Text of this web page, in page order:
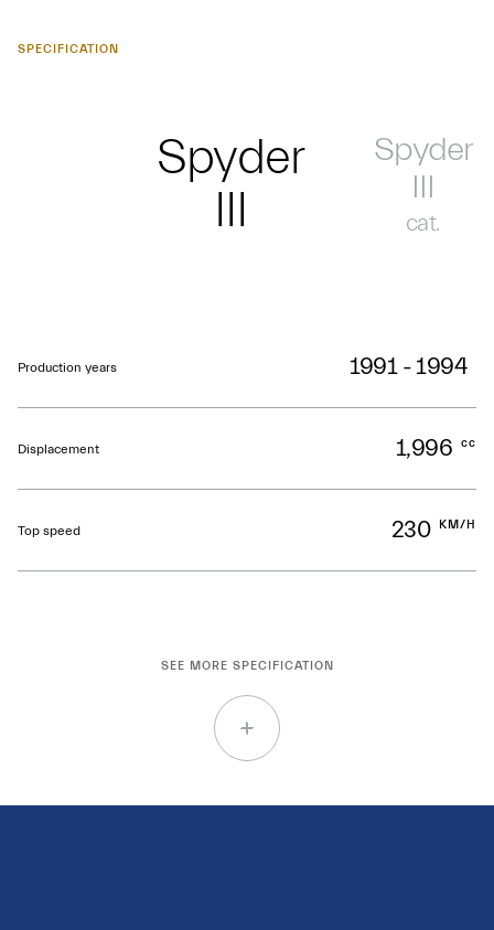
SPECIFICATION
Spyder
III
Spyder
III
cat.
Production years 1991 - 1994
Displacement 1,996 cc
Top speed 230 KM/H
SEE MORE SPECIFICATION